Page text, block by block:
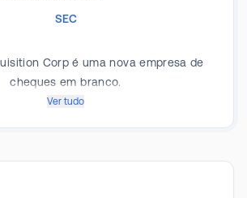
SEC
Corp é uma nova empresa de
cheques em branco.
Ver tudo